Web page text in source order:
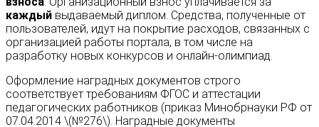
каждый выдаваемый диплом. Средства, полученные от
пользователей, идут на покрытие расходов, связанных с
организацией работы портала, в том числе на
разработку новых конкурсов и онлайн-олимпиад.
Оформление наградных документов строго
соответствует требованиям ФГОС и аттестации
педагогических работников (приказ Минобрнауки РФ от
07.04.2014 \(№276\). Наградные документы